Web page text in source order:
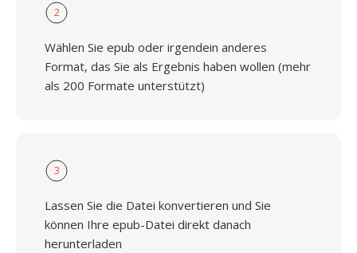
2
Wählen Sie epub oder irgendein anderes
Format, das Sie als Ergebnis haben wollen (mehr
als 200 Formate unterstützt)
3
Lassen Sie die Datei konvertieren und Sie
können Ihre epub-Datei direkt danach
herunterladen